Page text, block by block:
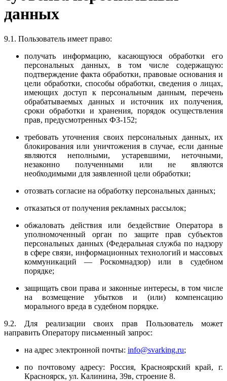
данных
9.1. Пользователь имеет право:
получать информацию, касающуюся обработки его
персональных данных, в том числе содержащую:
подтверждение факта обработки, правовые основания и
цели обработки, способы обработки, сведения о лицах,
имеющих доступ к персональным данным, перечень
обрабатываемых данных и источник их получения,
сроки обработки и хранения, порядок осуществления
прав, предусмотренных ФЗ-152;
требовать уточнения своих персональных данных, их
блокирования или уничтожения в случае, если данные
являются неполными, устаревшими, неточными,
незаконно полученными или не являются
необходимыми для заявленной цели обработки;
отозвать согласие на обработку персональных данных;
отказаться от получения рекламных рассылок;
обжаловать действия или бездействие Оператора в
уполномоченный орган по защите прав субъектов
персональных данных (Федеральная служба по надзору
в сфере связи, информационных технологий и массовых
коммуникаций — Роскомнадзор) или в судебном
порядке;
защищать свои права и законные интересы, в том числе
на возмещение убытков и (или) компенсацию
морального вреда в судебном порядке.
9.2. Для реализации своих прав Пользователь может
направить Оператору письменный запрос:
на адрес электронной почты: info@svarking.ru;
по почтовому адресу: Россия, Красноярский край, г.
Красноярск, ул. Калинина, 39в, строение 8.